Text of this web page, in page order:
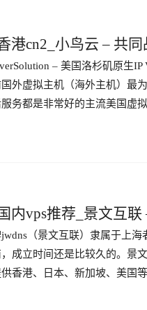
港cn2_小鸟云 – 共
免费180天– 美国洛杉矶原生
外虚拟主机（海外主机）最
务都是非常好的主流美国虚
内vps推荐_景文互
（景文互联）隶属于上
成立时间还是比较久的。景
香港、日本、新加坡、美国